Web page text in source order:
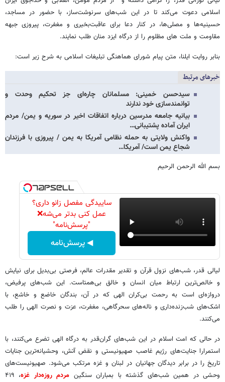
اسلامی دعوت می‌کند تا در این شب‌های سرنوشت‌ساز، با حضور در مساجد،
حسینیه‌ها و مصلی‌ها، در کنار دعا برای عاقبت‌بخیری و مغفرت، پیروزی جبهه
مقاومت و ملت های مظلوم را از درگاه ایزد منان طلب نمایند.
بنابر روایت ایلنا، متن پیام شورای هماهنگی تبلیغات اسلامی به شرح زیر است:
خبرهای مرتبط
سیدحسن خمینی: مسلمانان چاره‌ای جز تحکیم وحدت و
توانمندسازی خود ندارند
بیانیه جامعه مدرسین درباره اتفاقات اخیر در سوریه و یمن/ مردم
ایران آماده پشتیبانی…
واکنش ولایتی به حمله نظامی آمریکا به یمن / پیروزی با فرزندان
شجاع یمن است/ آمریکا…
بسم الله الرحمن الرحیم
ساییدگی مفصل زانو داری؟
عمل کنی بدتر می‌شه❌
"پرسش‌نامه"
◀ پرسش‌نامه
لیالی قدر، شب‌های نزول قرآن و تقدیر مقدرات عالم، فرصتی بی‌بدیل برای نیایش
و خالص‌ترین ارتباط میان انسان و خالق بی‌همتاست. این شب‌های پرفیض،
دروازه‌ای است به رحمت بی‌کران الهی که در آن، بندگان خاضع و خاشع، با
اشک‌های شب‌زنده‌داری و ناله‌های سحرگاهی، مغفرت، عزت و نصرت الهی را طلب
می‌کنند.
در حالی که امت اسلام در این شب‌های گران‌قدر به درگاه الهی تضرع می‌کنند، با
استمرارا جنایت‌های رژیم غاصب صهیونیستی و نقض آتش، وحشیانه‌ترین جنایات
تاریخ را در برابر دیدگان جهانیان در لبنان و غزه مرتکب می‌شود. صهیونیست‌های
وحشی در همین شب‌های گذشته با بمباران سنگین مردم روزه‌دار غزه
، ۴۱۹